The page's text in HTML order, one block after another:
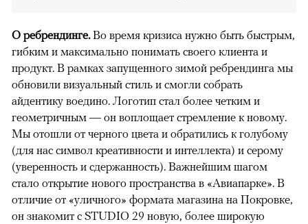
О ребрендинге.Во время кризиса нужно быть быстрым,
гибким и максимально понимать своего клиента и
продукт. В рамках запущенного зимой ребрендинга мы
обновили визуальный стиль и смогли собрать
айдентику воедино. Логотип стал более четким и
геометричным — он воплощает стремление к новому.
Мы отошли от черного цвета и обратились к голубому
(для нас символ креативности и интеллекта) и серому
(уверенность и сдержанность). Важнейшим шагом
стало открытие нового пространства в «Авиапарке». В
отличие от «уличного» формата магазина на Покровке,
он знакомит с STUDIO 29 новую, более широкую